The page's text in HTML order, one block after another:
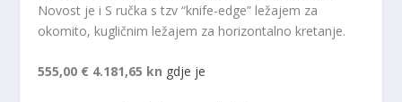
Novost je i S ručka s tzv “knife-edge” ležajem za
okomito, kugličnim ležajem za horizontalno kretanje.
555,00 € 4.181,65 kn gdje je